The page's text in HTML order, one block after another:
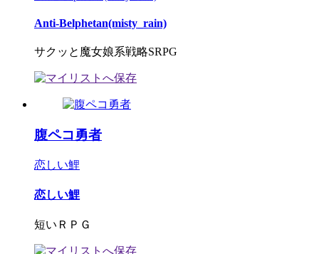
Anti-Belphetan(misty_rain)
サクッと魔女娘系戦略SRPG
腹ペコ勇者
恋しい鯉
恋しい鯉
短いＲＰＧ